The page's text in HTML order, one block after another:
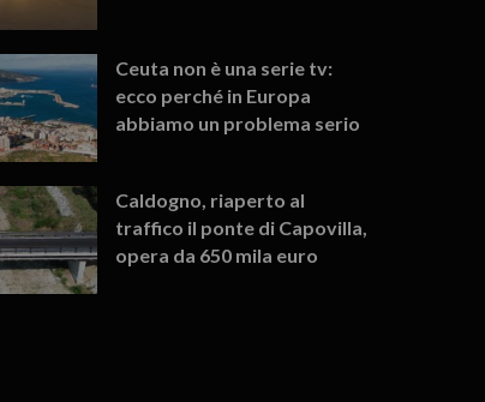
Ceuta non è una serie tv:
ecco perché in Europa
abbiamo un problema serio
Caldogno, riaperto al
traffico il ponte di Capovilla,
opera da 650 mila euro